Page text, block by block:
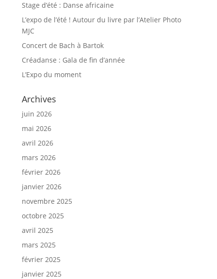
Stage d’été : Danse africaine
L’expo de l’été ! Autour du livre par l’Atelier Photo
MJC
Concert de Bach à Bartok
Créadanse : Gala de fin d’année
L’Expo du moment
Archives
juin 2026
mai 2026
avril 2026
mars 2026
février 2026
janvier 2026
novembre 2025
octobre 2025
avril 2025
mars 2025
février 2025
janvier 2025